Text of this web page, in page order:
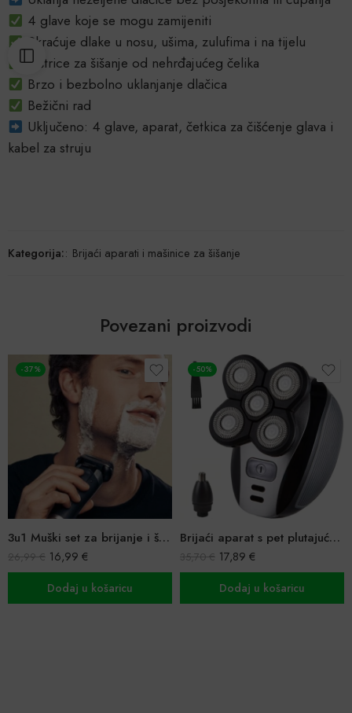
4 glave koje se mogu zamijeniti
Skraćuje dlake u nosu, ušima, zulufima i na tijelu
Oštrice za šišanje od nehrđajućeg čelika
Brzo i bezbolno uklanjanje dlačica
Bežični rad
Uključeno: 4 glave, aparat, četkica za čišćenje glava i
kabel za struju
Kategorija:: Brijaći aparati i mašinice za šišanje
Povezani proizvodi
-37%
3u1 Muški set za brijanje i šišanje
26,99€ 16,99 €
Dodaj u košaricu
-50%
Brijaći aparat s pet plutajuće rotacijske glave
35,70€ 17,89 €
Dodaj u košaricu